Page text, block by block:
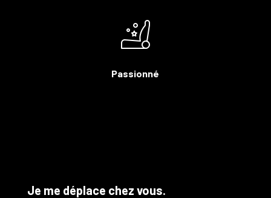
Passionné
Je me déplace chez vous.